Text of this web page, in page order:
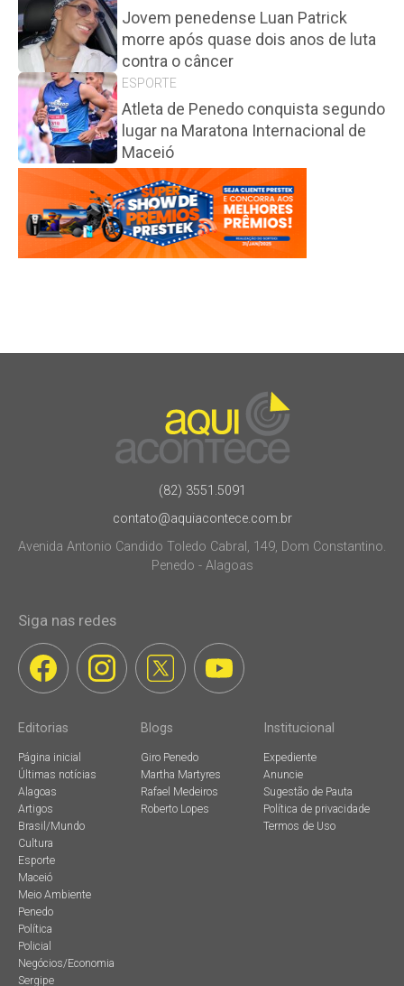
Jovem penedense Luan Patrick
morre após quase dois anos de luta
contra o câncer
ESPORTE
Atleta de Penedo conquista segundo
lugar na Maratona Internacional de
Maceió
(82) 3551.5091
contato@aquiacontece.com.br
Avenida Antonio Candido Toledo Cabral, 149, Dom Constantino.
Penedo - Alagoas
Siga nas redes
Editorias
Página inicial
Últimas notícias
Alagoas
Artigos
Brasil/Mundo
Cultura
Esporte
Maceió
Meio Ambiente
Penedo
Política
Policial
Negócios/Economia
Sergipe
Blogs
Giro Penedo
Martha Martyres
Rafael Medeiros
Roberto Lopes
Institucional
Expediente
Anuncie
Sugestão de Pauta
Política de privacidade
Termos de Uso